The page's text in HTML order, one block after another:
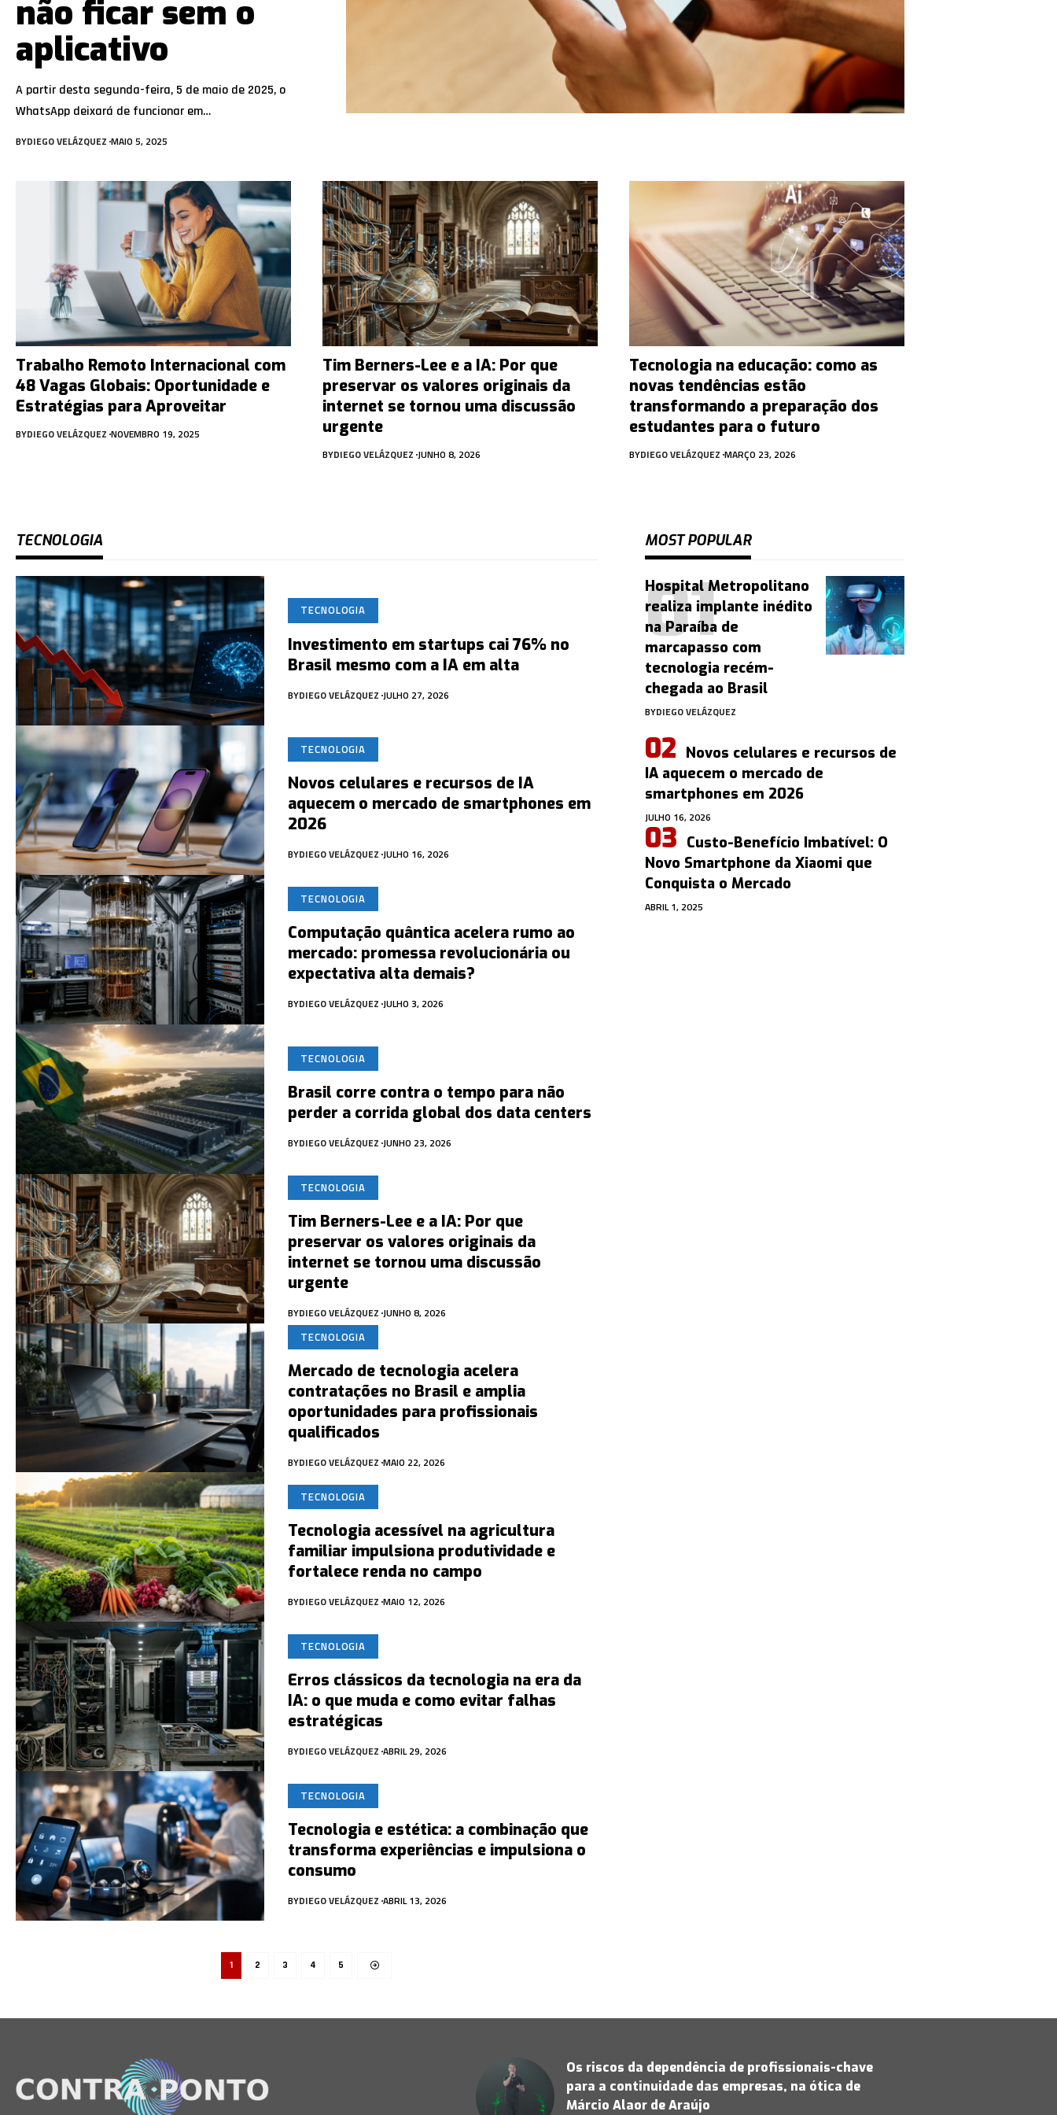
não ficar sem o
aplicativo
A partir desta segunda-feira, 5 de maio de 2025, o
WhatsApp deixará de funcionar em…
BYDIEGO VELÁZQUEZ MAIO 5, 2025
Trabalho Remoto Internacional com
48 Vagas Globais: Oportunidade e
Estratégias para Aproveitar
BYDIEGO VELÁZQUEZ NOVEMBRO 19, 2025
Tim Berners-Lee e a IA: Por que
preservar os valores originais da
internet se tornou uma discussão
urgente
BYDIEGO VELÁZQUEZ JUNHO 8, 2026
Tecnologia na educação: como as
novas tendências estão
transformando a preparação dos
estudantes para o futuro
BYDIEGO VELÁZQUEZ MARÇO 23, 2026
TECNOLOGIA
TECNOLOGIA
Investimento em startups cai 76% no
Brasil mesmo com a IA em alta
BYDIEGO VELÁZQUEZ JULHO 27, 2026
TECNOLOGIA
Novos celulares e recursos de IA
aquecem o mercado de smartphones em
2026
BYDIEGO VELÁZQUEZ JULHO 16, 2026
TECNOLOGIA
Computação quântica acelera rumo ao
mercado: promessa revolucionária ou
expectativa alta demais?
BYDIEGO VELÁZQUEZ JULHO 3, 2026
TECNOLOGIA
Brasil corre contra o tempo para não
perder a corrida global dos data centers
BYDIEGO VELÁZQUEZ JUNHO 23, 2026
TECNOLOGIA
Tim Berners-Lee e a IA: Por que
preservar os valores originais da
internet se tornou uma discussão
urgente
BYDIEGO VELÁZQUEZ JUNHO 8, 2026
TECNOLOGIA
Mercado de tecnologia acelera
contratações no Brasil e amplia
oportunidades para profissionais
qualificados
BYDIEGO VELÁZQUEZ MAIO 22, 2026
TECNOLOGIA
Tecnologia acessível na agricultura
familiar impulsiona produtividade e
fortalece renda no campo
BYDIEGO VELÁZQUEZ MAIO 12, 2026
TECNOLOGIA
Erros clássicos da tecnologia na era da
IA: o que muda e como evitar falhas
estratégicas
BYDIEGO VELÁZQUEZ ABRIL 29, 2026
TECNOLOGIA
Tecnologia e estética: a combinação que
transforma experiências e impulsiona o
consumo
BYDIEGO VELÁZQUEZ ABRIL 13, 2026
1 2 3 4 5
MOST POPULAR
Hospital Metropolitano
realiza implante inédito
na Paraíba de
marcapasso com
tecnologia recém-
chegada ao Brasil
BYDIEGO VELÁZQUEZ
Novos celulares e recursos de
IA aquecem o mercado de
smartphones em 2026
JULHO 16, 2026
Custo-Benefício Imbatível: O
Novo Smartphone da Xiaomi que
Conquista o Mercado
ABRIL 1, 2025
Os riscos da dependência de profissionais-chave
para a continuidade das empresas, na ótica de
Márcio Alaor de Araújo